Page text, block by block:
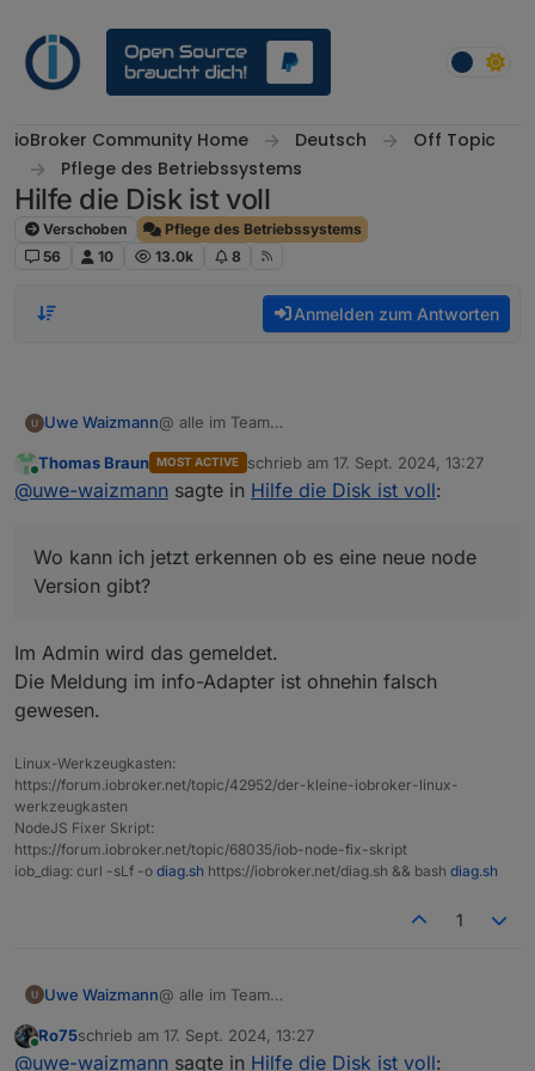
ioBroker Community Home Deutsch
Off Topic
Pflege des Betriebssystems
Hilfe die Disk ist voll
Verschoben
Pflege des Betriebssystems
56
10 13.0k 8
Anmelden zum Antworten
Uwe Waizmann@ alle im Team
Habe iobroker schon einige Zeit am laufen,
aber ein Backup hatte ich noch nie gebraucht.
Der Restore hat wunderbar geklappt, alles
ersparen können. Jetzt erst verstehe ich Eure
Kommentare.
Ich hatte mit viel mehr Arbeit gerechnet.
PS: Backup war vom Samstag und seit
Sonntag, wo die Probleme begannen, lief auch
Wo kann ich jetzt erkennen ob es eine neue
Vielen herzlichen Dank an Euch für die Geduld
Thomas Braun MOST ACTIVE schrieb am 17. Sept. 2024, 13:27
zuletzt editiert von
@uwe-waizmann sagte in Hilfe die Disk ist voll:
Wo kann ich jetzt erkennen ob es eine neue node
Version gibt?
Im Admin wird das gemeldet.
Die Meldung im info-Adapter ist ohnehin falsch
gewesen.
Linux-Werkzeugkasten:
https://forum.iobroker.net/topic/42952/der-kleine-iobroker-linux-
werkzeugkasten
NodeJS Fixer Skript:
https://forum.iobroker.net/topic/68035/iob-node-fix-skript
iob_diag: curl -sLf -o diag.sh https://iobroker.net/diag.sh && bash diag.sh
1
Uwe Waizmann@ alle im Team
Habe iobroker schon einige Zeit am laufen,
aber ein Backup hatte ich noch nie gebraucht.
PS: Backup war vom Samstag und seit
Sonntag, wo die Probleme begannen, lief auch
Ro75schrieb am 17. Sept. 2024, 13:27
zuletzt editiert von
@uwe-waizmann sagte in Hilfe die Disk ist voll: